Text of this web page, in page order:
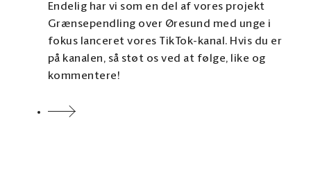
Endelig har vi som en del af vores projekt
Grænsependling over Øresund med unge i
fokus lanceret vores TikTok-kanal. Hvis du er
på kanalen, så støt os ved at følge, like og
kommentere!